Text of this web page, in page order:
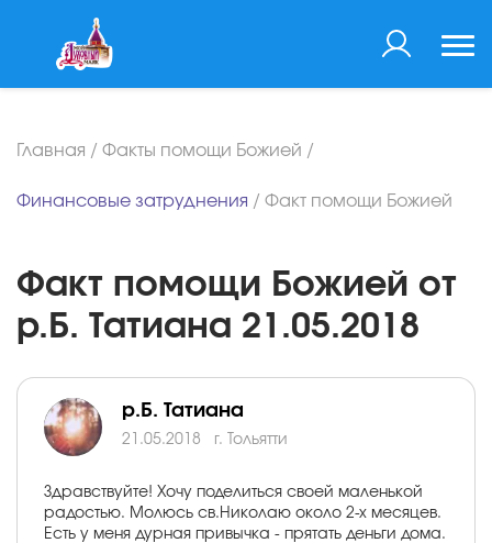
Главная / Факты помощи Божией /
Финансовые затруднения / Факт помощи Божией
Факт помощи Божией от
р.Б. Татиана 21.05.2018
р.Б. Татиана
21.05.2018 г. Тольятти
Здравствуйте! Хочу поделиться своей маленькой
радостью. Молюсь св.Николаю около 2-х месяцев.
Есть у меня дурная привычка - прятать деньги дома.